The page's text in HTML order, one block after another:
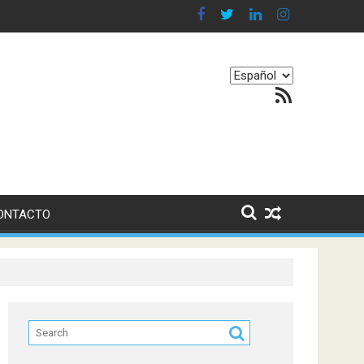
nuestro equilibrio emocional
Elegir
Feed RSS